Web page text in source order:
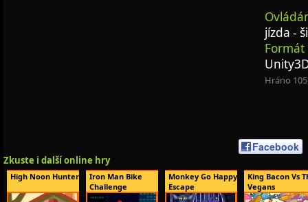
jízda -
Hráno
Facebook
Zkuste i další online hry
High Noon Hunter
Iron Man Bike
Challenge
Monkey Go Happy
Escape
King Bacon Vs
Vegans